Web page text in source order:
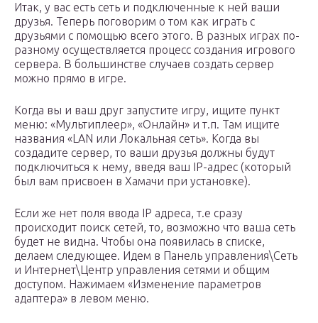
Итак, у вас есть сеть и подключенные к ней ваши
друзья. Теперь поговорим о том как играть с
друзьями с помощью всего этого. В разных играх по-
разному осуществляется процесс создания игрового
сервера. В большинстве случаев создать сервер
можно прямо в игре.
Когда вы и ваш друг запустите игру, ищите пункт
меню: «Мультиплеер», «Онлайн» и т.п. Там ищите
названия «LAN или Локальная сеть». Когда вы
создадите сервер, то ваши друзья должны будут
подключиться к нему, введя ваш IP-адрес (который
был вам присвоен в Хамачи при установке).
Если же нет поля ввода IP адреса, т.е сразу
происходит поиск сетей, то, возможно что ваша сеть
будет не видна. Чтобы она появилась в списке,
делаем следующее. Идем в Панель управления\Сеть
и Интернет\Центр управления сетями и общим
доступом. Нажимаем «Изменение параметров
адаптера» в левом меню.